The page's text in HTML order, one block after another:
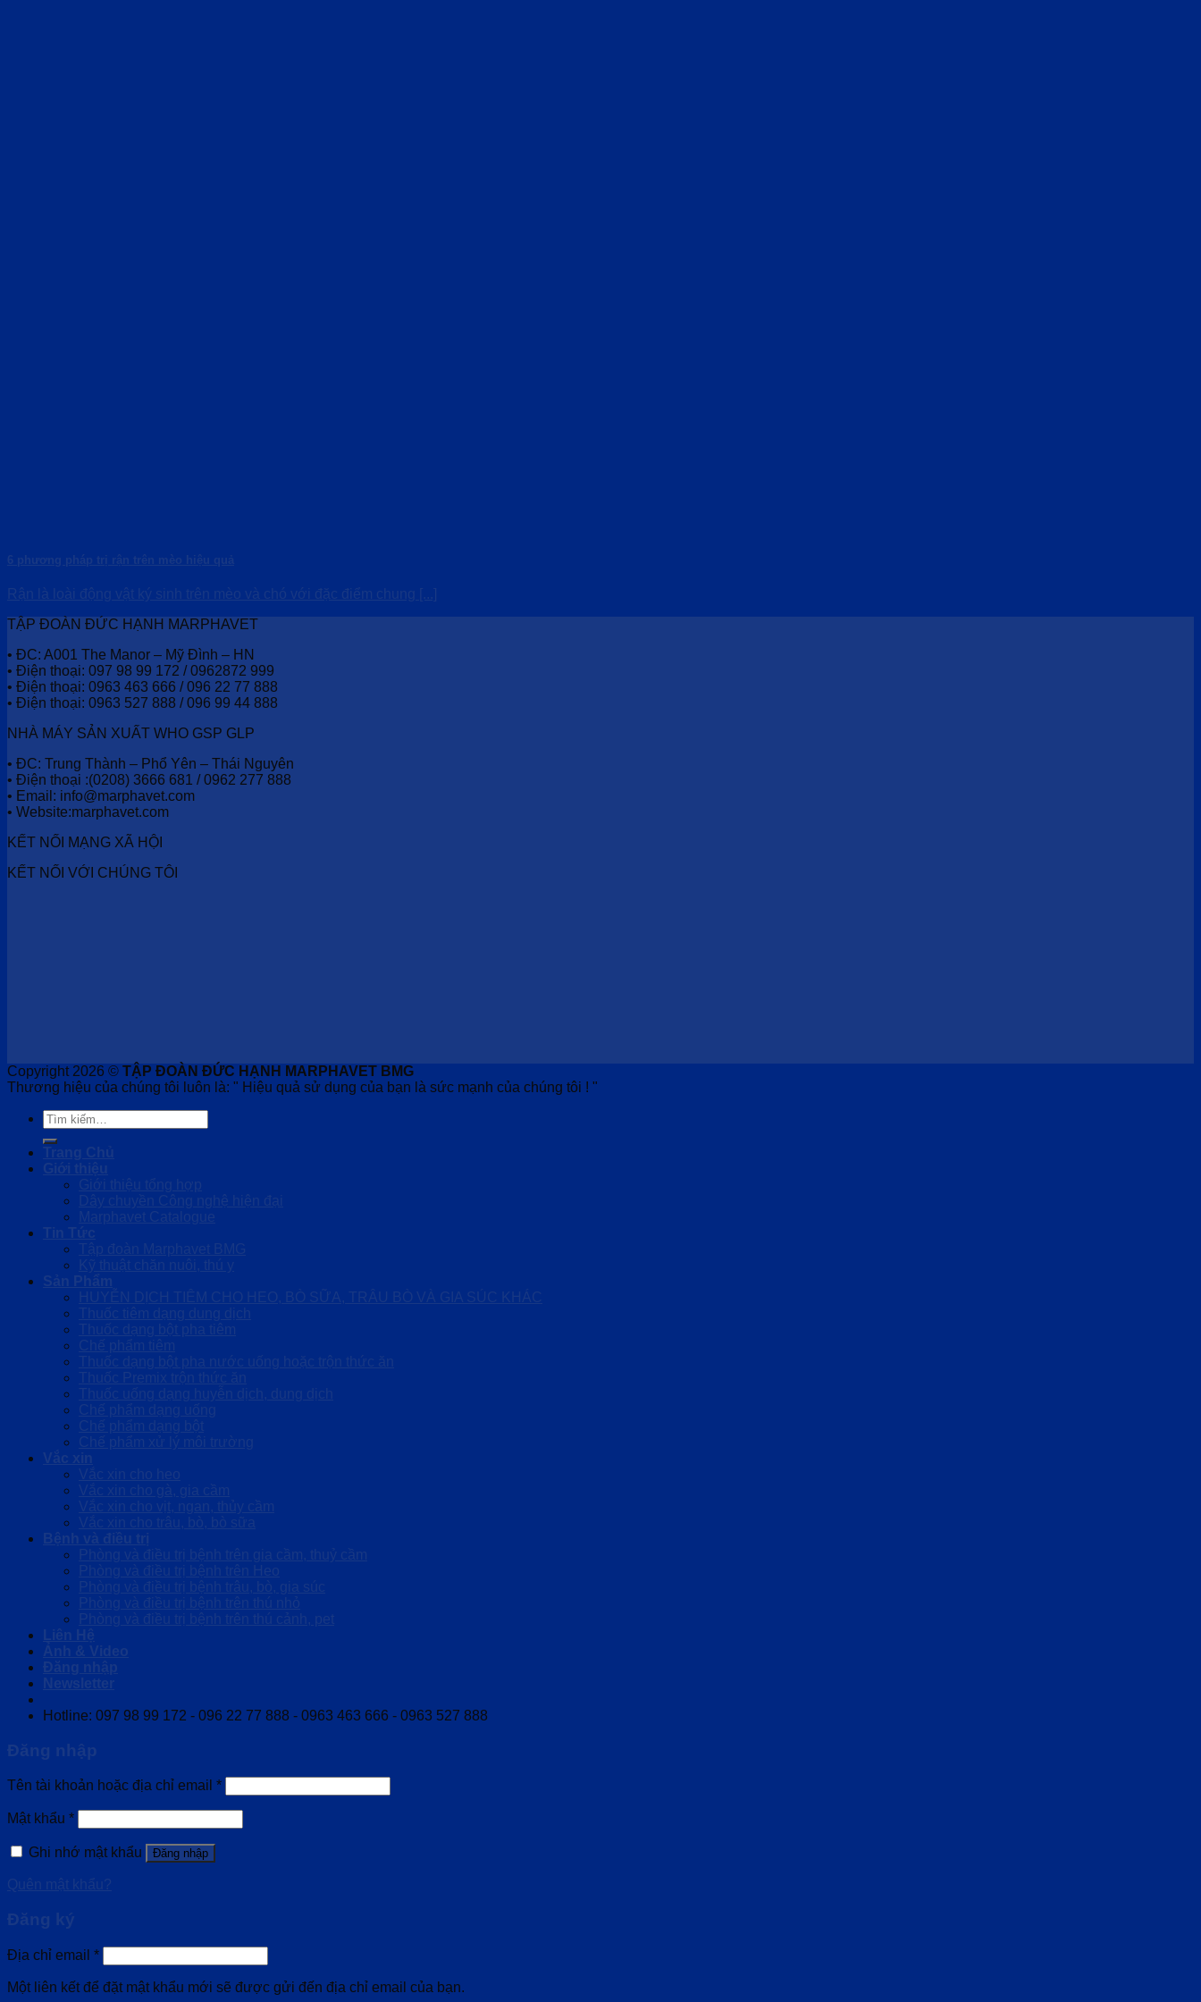
6 phương pháp trị rận trên mèo hiệu quả
Rận là loài động vật ký sinh trên mèo và chó với đặc điểm chung [...]
TẬP ĐOÀN ĐỨC HẠNH MARPHAVET
• ĐC: A001 The Manor – Mỹ Đình – HN
• Điện thoại: 097 98 99 172 / 0962872 999
• Điện thoại: 0963 463 666 / 096 22 77 888
• Điện thoại: 0963 527 888 / 096 99 44 888
NHÀ MÁY SẢN XUẤT WHO GSP GLP
• ĐC: Trung Thành – Phổ Yên – Thái Nguyên
• Điện thoại :(0208) 3666 681 / 0962 277 888
• Email: info@marphavet.com
• Website:marphavet.com
KẾT NỐI MẠNG XÃ HỘI
KẾT NỐI VỚI CHÚNG TÔI
Copyright 2026 © TẬP ĐOÀN ĐỨC HẠNH MARPHAVET BMG
Thương hiệu của chúng tôi luôn là: " Hiệu quả sử dụng của bạn là sức mạnh của chúng tôi ! "
Tìm
kiếm:
Trang Chủ
Giới thiệu
Giới thiệu tổng hợp
Dây chuyền Công nghệ hiện đại
Marphavet Catalogue
Tin Tức
Tập đoàn Marphavet BMG
Kỹ thuật chăn nuôi, thú y
Sản Phẩm
HUYỄN DỊCH TIÊM CHO HEO, BÒ SỮA, TRÂU BÒ VÀ GIA SÚC KHÁC
Thuốc tiêm dạng dung dịch
Thuốc dạng bột pha tiêm
Chế phẩm tiêm
Thuốc dạng bột pha nước uống hoặc trộn thức ăn
Thuốc Premix trộn thức ăn
Thuốc uống dạng huyễn dịch, dung dịch
Chế phẩm dạng uống
Chế phẩm dạng bột
Chế phẩm xử lý môi trường
Vắc xin
Vắc xin cho heo
Vắc xin cho gà, gia cầm
Vắc xin cho vịt, ngan, thủy cầm
Vắc xin cho trâu, bò, bò sữa
Bệnh và điều trị
Phòng và điều trị bệnh trên gia cầm, thuỷ cầm
Phòng và điều trị bệnh trên Heo
Phòng và điều trị bệnh trâu, bò, gia súc
Phòng và điều trị bệnh trên thú nhỏ
Phòng và điều trị bệnh trên thú cảnh, pet
Liên Hệ
Ảnh & Video
Đăng nhập
Newsletter
Hotline: 097 98 99 172 - 096 22 77 888 - 0963 463 666 - 0963 527 888
Đăng nhập
Tên tài khoản hoặc địa chỉ email *
Mật khẩu *
Ghi nhớ mật khẩu Đăng nhập
Quên mật khẩu?
Đăng ký
Địa chỉ email *
Một liên kết để đặt mật khẩu mới sẽ được gửi đến địa chỉ email của bạn.